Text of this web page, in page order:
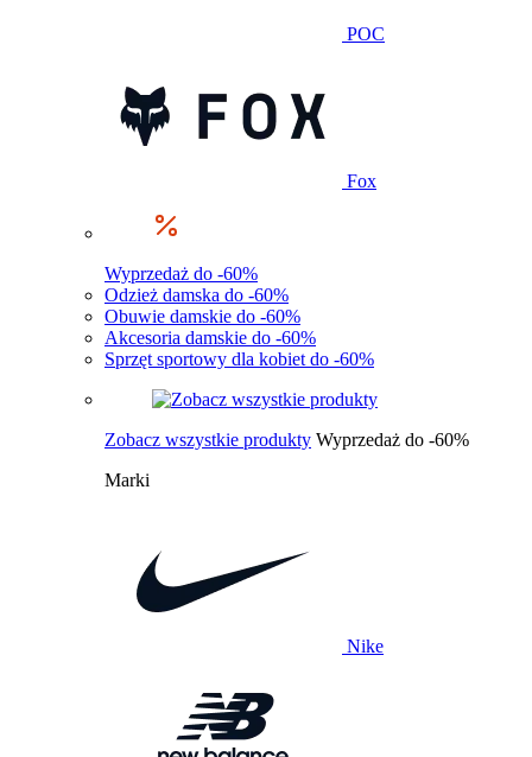
POC
Fox
Wyprzedaż do -60%
Odzież damska do -60%
Obuwie damskie do -60%
Akcesoria damskie do -60%
Sprzęt sportowy dla kobiet do -60%
Zobacz wszystkie produkty Wyprzedaż do -60%
Marki
Nike